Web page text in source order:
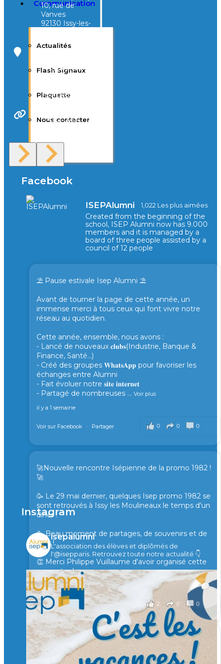
Communication
Actualités
Flash Signaux
Plaquette
Nous contacter
F.A.Q
10, rue de
Vanves
92130 Issy-les-
40, avenue
d’Eysines
Bordeaux
Site Web
Facebook
ISEPAlumni 1,022 Les plus aimées
Created from the beginning of the
school, ISEP Alumni now has 9.000
members and it is managed by a
board of three people assisted by a
council of 12 people
⛱️ Pause estivale Isep Alumni ⛱️
Avant de tourner la page de cette année, un
immense merci à tous ceux qui font vivre notre
réseau au quotidien.
Cette année, ensemble, nous avons :
- Lancé de nouveaux 𝐜𝐥𝐮𝐛𝐬(Industrie, Banque &
Finance, Santé...)
- Créé des groupes 𝐖𝐡𝐚𝐭𝐬𝐀𝐩𝐩 pour favoriser les
échanges entre Alumni
- Fait évoluer notre 𝐬𝐢𝐭𝐞 𝐢𝐧𝐭𝐞𝐫𝐧𝐞𝐭
- Partagé de nombreuses ... Voir plus
il y a 1 semaine
0 0 0
Voir sur Facebook · Partager
🚀Nouvelle rencontre Isépienne de la promo 1982 !
🚀
🥳 Le 29 mai dernier, quelques Isep promo 1982 se
sont retrouvés à Issy les Moulineaux le temps d'un
diner !
🥳 Beau moment de partages, de souvenirs et de
rires !
👏 Merci Philippe Vuillaume d'avoir organisé cette
rencontre !
il y a 2 mois
2 0 0
Voir sur Facebook · Partager
🙏 Soutenez l’Isep via la taxe d’apprentissage 2026
et contribuons ensemble à former les générations
d’ingénieurs de demain. 🙏
Instagram
isepalumni
L'association des élèves et diplômés de
l'@isepparis. Retrouvez toute notre actualité 👇